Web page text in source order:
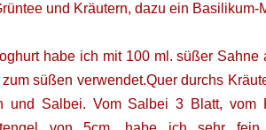
und Kräutern, dazu ein Basilikum-
habe ich mit 100 ml. süßer Sahne
süßen verwendet.Quer durchs
und Salbei. Vom Salbei 3 Blatt, vom